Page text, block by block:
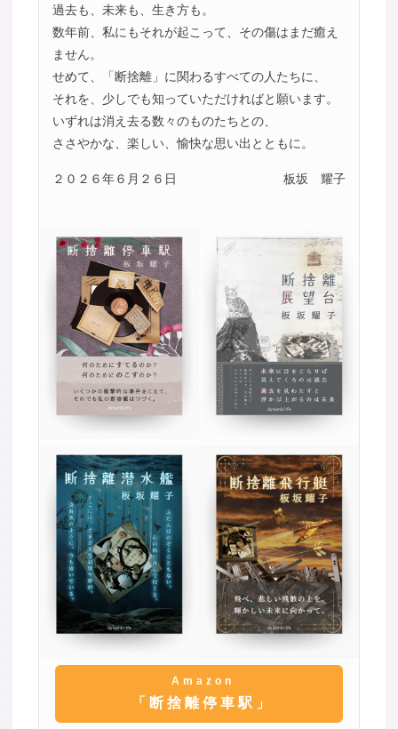
過去も、未来も、生き方も。
数年前、私にもそれが起こって、その傷はまだ癒え
ません。
せめて、「断捨離」に関わるすべての人たちに、
それを、少しでも知っていただければと願います。
いずれは消え去る数々のものたちとの、
ささやかな、楽しい、愉快な思い出とともに。
２０２６年６月２６日 板坂 耀子
Amazon
「断捨離停車駅」